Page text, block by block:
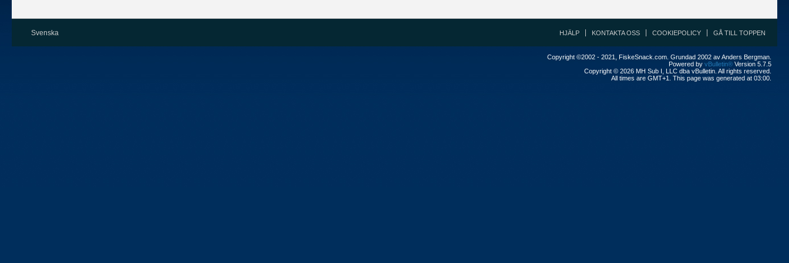
Svenska HJÄLP KONTAKTA OSS COOKIEPOLICY GÅ TILL TOPPEN
Copyright ©2002 - 2021, FiskeSnack.com. Grundad 2002 av Anders Bergman.
Powered by vBulletin® Version 5.7.5
Copyright © 2026 MH Sub I, LLC dba vBulletin. All rights reserved.
All times are GMT+1. This page was generated at 03:00.